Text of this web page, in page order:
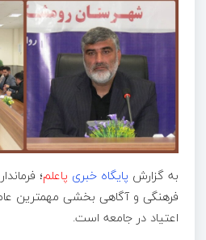
به گزارش پایگاه خبری پاعلم؛
فرهنگی و آگاهی بخشی مهمترین
اعتیاد در جامعه است.